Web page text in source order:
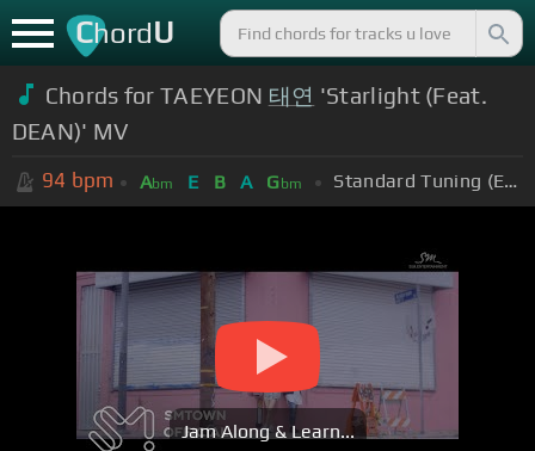
ChordU
Chords for TAEYEON 태연 'Starlight (Feat.
DEAN)' MV
94 bpm Abm E B A Gbm Standard Tuning (EADGBE)
Jam Along & Learn...